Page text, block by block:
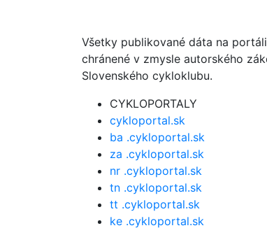
Všetky publikované dáta na
chránené v zmysle autorského
Slovenského cykloklubu.
CYKLOPORTALY
cykloportal.sk
ba .cykloportal.sk
za .cykloportal.sk
nr .cykloportal.sk
tn .cykloportal.sk
tt .cykloportal.sk
ke .cykloportal.sk